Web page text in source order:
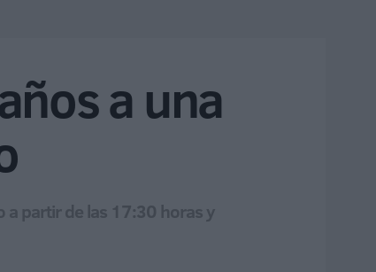
a una
a partir de las 17:30 horas y